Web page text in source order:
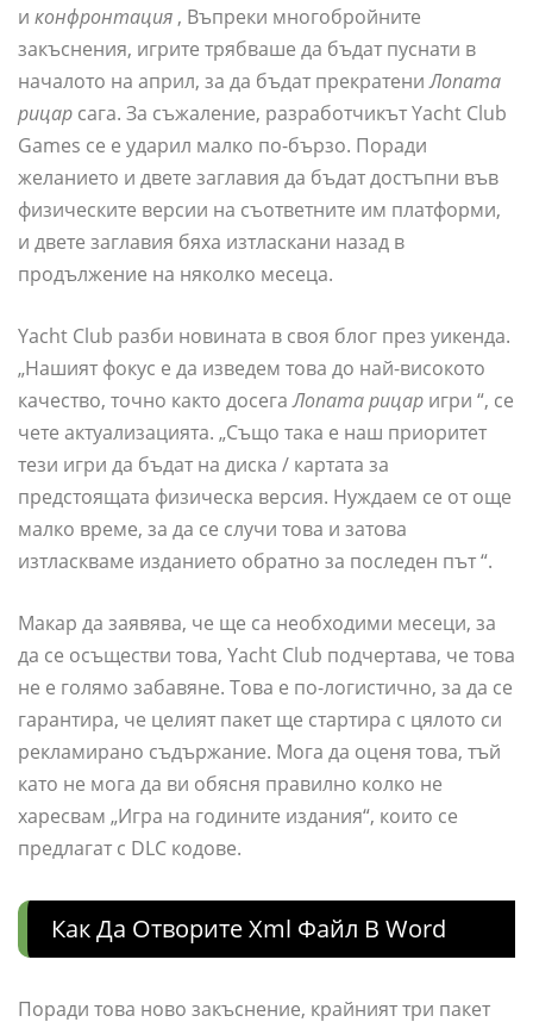
и конфронтация , Въпреки многобройните
закъснения, игрите трябваше да бъдат пуснати в
началото на април, за да бъдат прекратениЛопата
рицар сага. За съжаление, разработчикът Yacht Club
Games се е ударил малко по-бързо. Поради
желанието и двете заглавия да бъдат достъпни във
физическите версии на съответните им платформи,
и двете заглавия бяха изтласкани назад в
продължение на няколко месеца.
Yacht Club разби новината в своя блог през уикенда.
„Нашият фокус е да изведем това до най-високото
качество, точно както досегаЛопата рицар игри “, се
чете актуализацията. „Също така е наш приоритет
тези игри да бъдат на диска / картата за
предстоящата физическа версия. Нуждаем се от още
малко време, за да се случи това и затова
изтласкваме изданието обратно за последен път “.
Макар да заявява, че ще са необходими месеци, за
да се осъществи това, Yacht Club подчертава, че това
не е голямо забавяне. Това е по-логистично, за да се
гарантира, че целият пакет ще стартира с цялото си
рекламирано съдържание. Мога да оценя това, тъй
като не мога да ви обясня правилно колко не
харесвам „Игра на годините издания“, които се
предлагат с DLC кодове.
Как Да Отворите Xml Файл В Word
Поради това ново закъснение, крайният три пакет